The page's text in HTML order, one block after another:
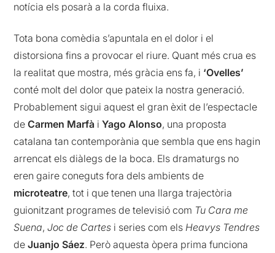
notícia els posarà a la corda fluixa.
Tota bona comèdia s’apuntala en el dolor i el
distorsiona fins a provocar el riure. Quant més crua es
la realitat que mostra, més gràcia ens fa, i ‘Ovelles’
conté molt del dolor que pateix la nostra generació.
Probablement sigui aquest el gran èxit de l’espectacle
deCarmen Marfà iYago Alonso, una proposta
catalana tan contemporània que sembla que ens hagin
arrencat els diàlegs de la boca. Els dramaturgs no
eren gaire coneguts fora dels ambients de
microteatre, tot i que tenen una llarga trajectòria
guionitzant programes de televisió com Tu Cara me
Suena,Joc de Cartes i series com els Heavys Tendres
de Juanjo Sáez. Però aquesta òpera prima funciona